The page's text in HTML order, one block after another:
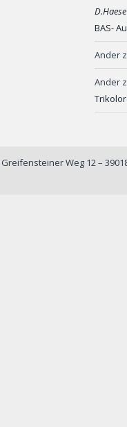
BAS-
Ander
Ander
Weg 12 –